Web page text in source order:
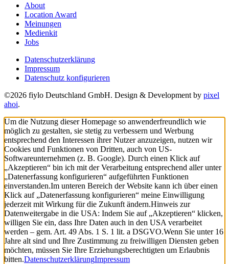
About
Location Award
Meinungen
Medienkit
Jobs
Datenschutzerklärung
Impressum
Datenschutz konfigurieren
©2026 fiylo Deutschland GmbH. Design & Development by pixel
ahoi.
Um die Nutzung dieser Homepage so anwenderfreundlich wie
möglich zu gestalten, sie stetig zu verbessern und Werbung
entsprechend den Interessen ihrer Nutzer anzuzeigen, nutzen wir
Cookies und Funktionen von Dritten, auch von US-
Softwareunternehmen (z. B. Google). Durch einen Klick auf
„Akzeptieren“ bin ich mit der Verarbeitung entsprechend aller unter
„Datenerfassung konfigurieren“ aufgeführten Funktionen
einverstanden.Im unteren Bereich der Website kann ich über einen
Klick auf „Datenerfassung konfigurieren“ meine Einwilligung
jederzeit mit Wirkung für die Zukunft ändern.Hinweis zur
Datenweitergabe in die USA: Indem Sie auf „Akzeptieren“ klicken,
willigen Sie ein, dass Ihre Daten auch in den USA verarbeitet
werden – gem. Art. 49 Abs. 1 S. 1 lit. a DSGVO.Wenn Sie unter 16
Jahre alt sind und Ihre Zustimmung zu freiwilligen Diensten geben
möchten, müssen Sie Ihre Erziehungsberechtigten um Erlaubnis
bitten.DatenschutzerklärungImpressum